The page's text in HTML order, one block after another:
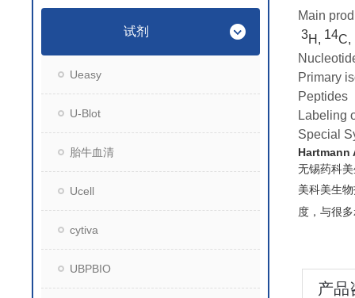
试剂
Ueasy
U-Blot
胎牛血清
Ucell
cytiva
UBPBIO
Main
3H, 14
Primary
Peptides
Labeling
Special
Hartmann
无锡药科
美科美生
度，与很多
产品